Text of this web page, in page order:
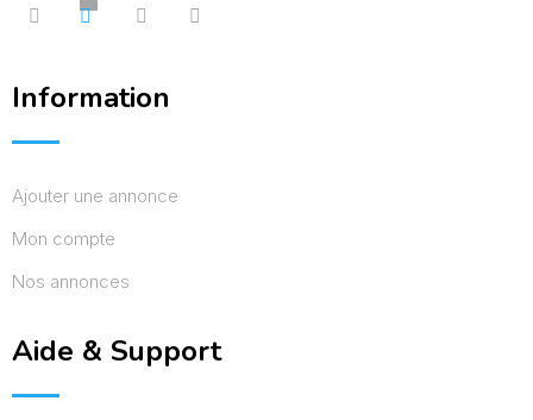
Information
Ajouter une annonce
Mon compte
Nos annonces
Aide & Support